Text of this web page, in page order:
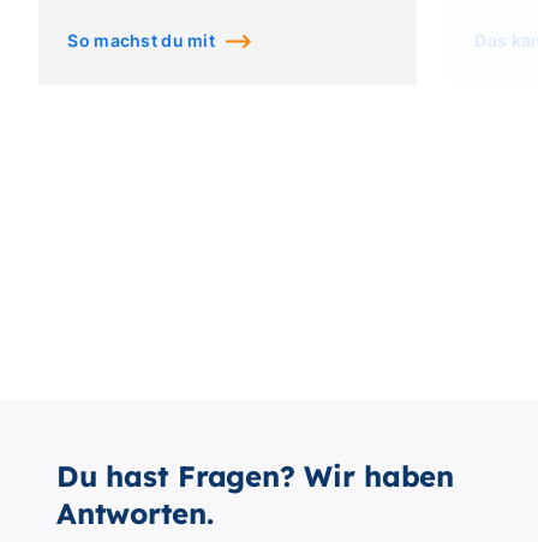
Du hast Fragen? Wir haben
Antworten.